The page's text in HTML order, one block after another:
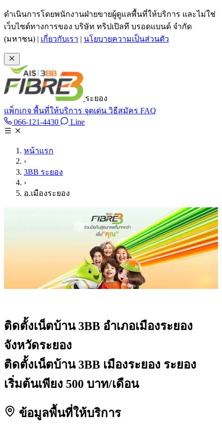
ข้ามไปเนื้อหาหลัก
ดำเนินการโดยพนักงานฝ่ายขายผู้ดูแลพื้นที่ให้บริการ และไม่ใช่
เว็บไซต์ทางการของ บริษัท ทริปเปิลที บรอดแบนด์ จำกัด
(มหาชน) | เกี่ยวกับเรา | นโยบายความเป็นส่วนตัว
ระยอง
แพ็กเกจ พื้นที่ให้บริการ จุดเด่น วิธีสมัคร FAQ
066-121-4430 โทร 066-121-4430
LineLine @tan3bb
หน้าแรก
›
3BB ระยอง
›
อ.เมืองระยอง
ติดตั้งเน็ตบ้าน 3BB อำเภอเมืองระยอง
จังหวัดระยอง
ติดตั้งเน็ตบ้าน 3BB เมืองระยอง ระยอง
เริ่มต้นเพียง 500 บาท/เดือน
ข้อมูลพื้นที่ให้บริการ